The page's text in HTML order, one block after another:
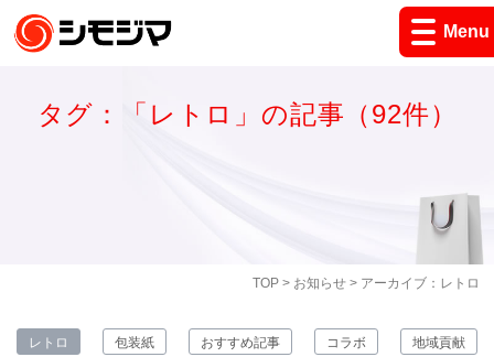
Menu
TOP> お知らせ> アーカイブ：レトロ
タグ：「レトロ」の記事（92件）
レトロ 包装紙 おすすめ記事 コラボ 地域貢献